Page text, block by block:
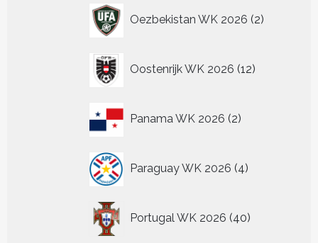
Oezbekistan WK 2026 2
producten
Oostenrijk WK 2026 12
producten
Panama WK 2026 2
producten
Paraguay WK 2026 4
producten
Portugal WK 2026 40
producten